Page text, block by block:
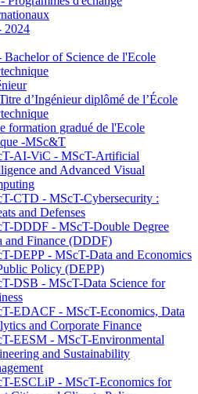
2024
Bachelor of Science de l'Ecole
d’Ingénieur diplômé de l’École
formation gradué de l'Ecole
-MSc&T
AI-ViC - MScT-Artificial
and Advanced Visual
CTD - MScT-Cybersecurity :
and Defenses
DDDF - MScT-Double Degree
and Finance (DDDF)
DEPP - MScT-Data and Economics
Policy (DEPP)
DSB - MScT-Data Science for
EDACF - MScT-Economics, Data
and Corporate Finance
EESM - MScT-Environmental
and Sustainability
ESCLiP - MScT-Economics for